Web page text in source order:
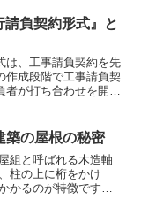
はっきりと出る方法
を作り出し、経年変
きます。骨材などに
ることができるよう
設計を明確にしてお
部の仕上げに使われ
目は、板を縦に張る
伝来した禅宗様で取
広く使われるように
り」は、目板を裏側
、敷目天井とも呼ば
腰壁に張る目板張り
も上の壁に張る目板
負契約形式』と
は、工事請負契約を先
作成段階で工事請負契
者が打ち合わせを開始
が可能となり、建築主
ます。しかし、先行請
を済ませなければ、
なってしまうのが大
ち合わせが進んでいく
築の屋根の秘密
組と呼ばれる木造軸
柱の上に桁をかけ
かるのが特徴です。